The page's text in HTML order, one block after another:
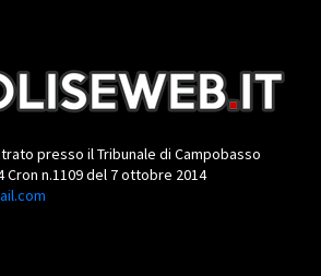
presso il Tribunale di Campobasso
Cron n.1109 del 7 ottobre 2014